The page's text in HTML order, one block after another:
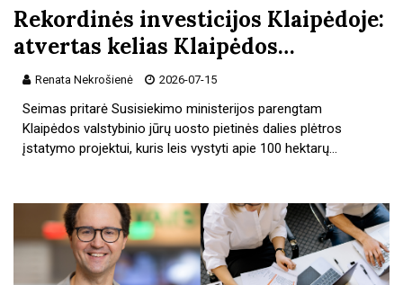
Rekordinės investicijos Klaipėdoje:
atvertas kelias Klaipėdos…
Renata Nekrošienė 2026-07-15
Seimas pritarė Susisiekimo ministerijos parengtam
Klaipėdos valstybinio jūrų uosto pietinės dalies plėtros
įstatymo projektui, kuris leis vystyti apie 100 hektarų…